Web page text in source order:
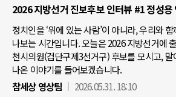
2026 지방선거 진보후보 인터뷰 #1 정성용
정치인을 ‘위에 있는 사람’이 아니라, 우리와
나보는 시간입니다. 오늘은 2026 지방선거에
천시의원(검단구제3선거구) 후보를 모시고,
나온 이야기를 들어보겠습니다.
참세상 영상팀
2026.05.31. 18:10